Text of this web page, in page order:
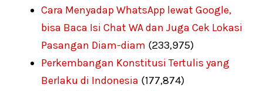
Cara Menyadap WhatsApp lewat Google,
bisa Baca Isi Chat WA dan Juga Cek Lokasi
Pasangan Diam-diam (233,975)
Perkembangan Konstitusi Tertulis yang
Berlaku di Indonesia (177,874)